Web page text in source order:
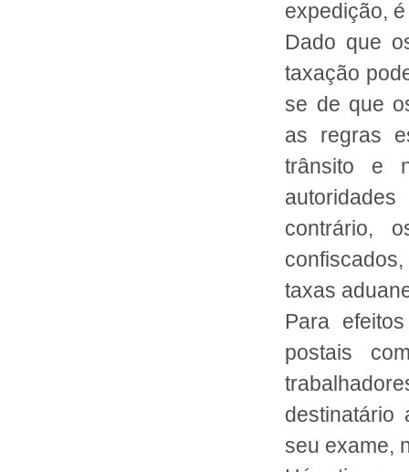
expedição,
Dado que
taxação
se de que
as regras
trânsito e
contrário,
taxas
Para
postais
destinatário
seu exame,